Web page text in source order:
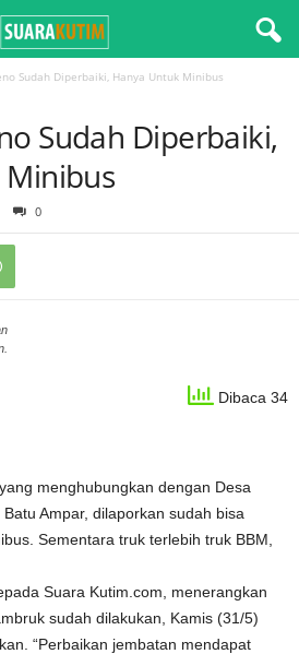
Sudah Diperbaiki, Hanya Untuk Minibus
Sudah Diperbaiki,
0
Dibaca 34
menghubungkan dengan Desa
Ampar, dilaporkan sudah bisa
Sementara truk terlebih truk BBM,
Suara Kutim.com, menerangkan
sudah dilakukan, Kamis (31/5)
“Perbaikan jembatan mendapat